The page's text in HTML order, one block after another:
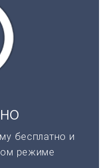
бесплатно и
режиме